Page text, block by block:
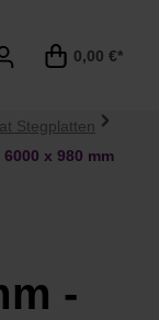
0,00 €*
Stegplatten
x 980 mm
-